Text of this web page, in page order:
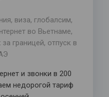
, виза, глобалсим,
во Вьетнаме,
границей, отпуск в
и звонки в 200
недорогой тариф